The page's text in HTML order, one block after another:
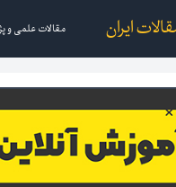
ایران مقالات علمی و